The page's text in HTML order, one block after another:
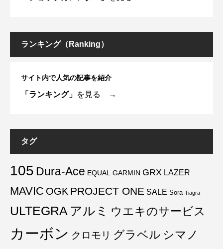
ランキング（Ranking）
サイト内で人気の記事を紹介
「ランキング」 を見る →
タグ
105 Dura-Ace EQUAL GARMIN GRX LAZER
MAVIC OGK PROJECT ONE SALE Sora Tiagra
ULTEGRA アルミ ウエキのサービス
カーボン クロモリ グラベル シマノ